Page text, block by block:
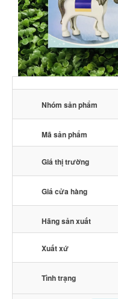
Nhóm sản phẩm
Mã sản phẩm
Giá thị trường
Giá cửa hàng
Hãng sản xuất
Xuất xứ
Tình trạng